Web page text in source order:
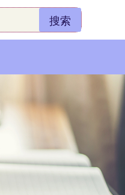
搜索